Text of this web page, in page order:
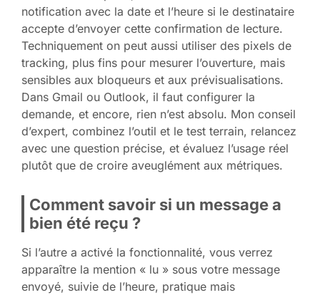
notification avec la date et l’heure si le destinataire
accepte d’envoyer cette confirmation de lecture.
Techniquement on peut aussi utiliser des pixels de
tracking, plus fins pour mesurer l’ouverture, mais
sensibles aux bloqueurs et aux prévisualisations.
Dans Gmail ou Outlook, il faut configurer la
demande, et encore, rien n’est absolu. Mon conseil
d’expert, combinez l’outil et le test terrain, relancez
avec une question précise, et évaluez l’usage réel
plutôt que de croire aveuglément aux métriques.
Comment savoir si un message a
bien été reçu ?
Si l’autre a activé la fonctionnalité, vous verrez
apparaître la mention « lu » sous votre message
envoyé, suivie de l’heure, pratique mais